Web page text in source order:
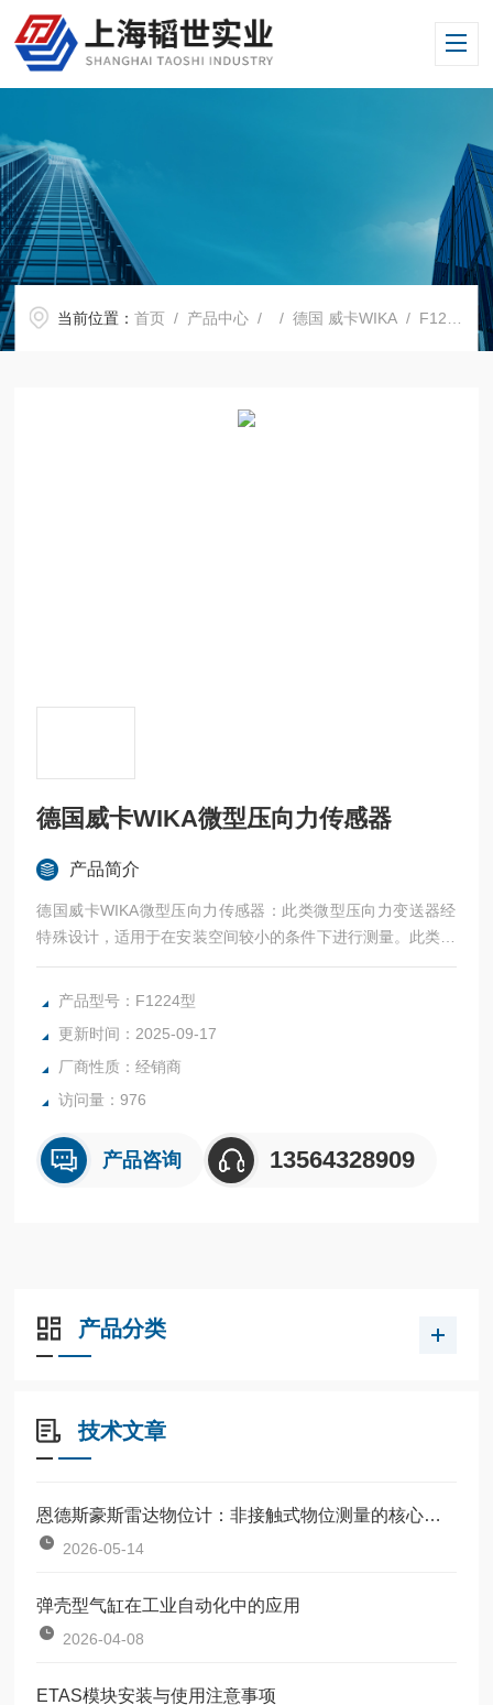
当前位置：首页 / 产品中心 / /德国 威卡WIKA / F1224型德国威卡WIKA微型压向力传感器
德国威卡WIKA微型压向力传感器
产品简介
德国威卡WIKA微型压向力传感器：此类微型压向力变送器经
特殊设计，适用于在安装空间较小的条件下进行测量。此类仪
表用于测定各种应用的压力，特别适合于静态力测量或近静态
力测量，如实验室和测试领域。
产品型号：F1224型
更新时间：2025-09-17
厂商性质：经销商
访问量：976
产品咨询 13564328909
产品分类
技术文章
恩德斯豪斯雷达物位计：非接触式物位测量的核心设备
2026-05-14
弹壳型气缸在工业自动化中的应用
2026-04-08
ETAS模块安装与使用注意事项